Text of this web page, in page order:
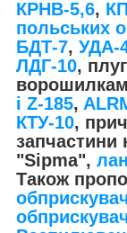
КРНВ-5,6,
польських
БДТ-7, УДА-
ЛДГ-10,
ворошилкам
і Z-185,
КТУ-10,
запчастини
"Sipma",
Також